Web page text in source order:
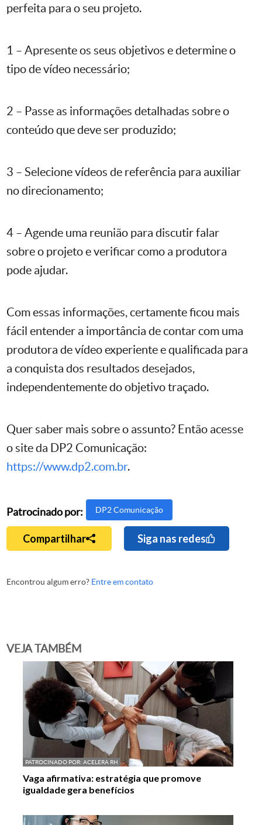
perfeita para o seu projeto.
1 – Apresente os seus objetivos e determine o
tipo de vídeo necessário;
2 – Passe as informações detalhadas sobre o
conteúdo que deve ser produzido;
3 – Selecione vídeos de referência para auxiliar
no direcionamento;
4 – Agende uma reunião para discutir falar
sobre o projeto e verificar como a produtora
pode ajudar.
Com essas informações, certamente ficou mais
fácil entender a importância de contar com uma
produtora de vídeo experiente e qualificada para
a conquista dos resultados desejados,
independentemente do objetivo traçado.
Quer saber mais sobre o assunto? Então acesse
o site da DP2 Comunicação:
https://www.dp2.com.br.
Patrocinado por: DP2 Comunicação
Compartilhar Siga nas redes
Encontrou algum erro? Entre em contato
VEJA TAMBÉM
PATROCINADO POR: ACELERA RH
Vaga afirmativa: estratégia que promove
igualdade gera benefícios